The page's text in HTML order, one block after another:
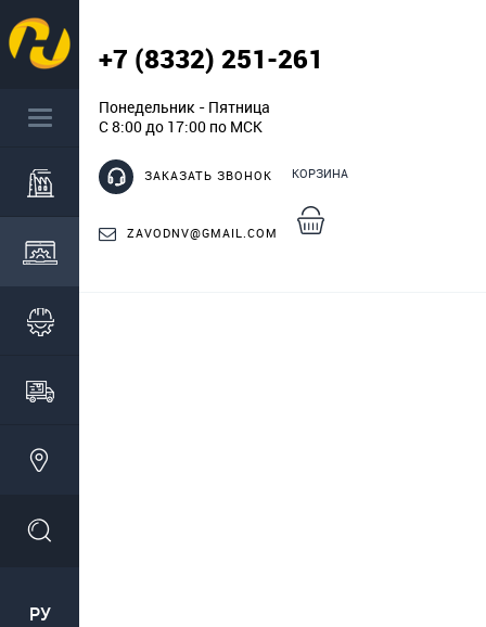
РУ
+7 (8332) 251-261
Понедельник - Пятница
С 8:00 до 17:00 по МСК
ЗАКАЗАТЬ ЗВОНОК
ZAVODNV@GMAIL.COM
КОРЗИНА